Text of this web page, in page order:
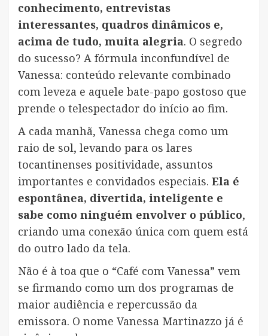
conhecimento, entrevistas
interessantes, quadros dinâmicos e,
acima de tudo, muita alegria. O segredo
do sucesso? A fórmula inconfundível de
Vanessa: conteúdo relevante combinado
com leveza e aquele bate-papo gostoso que
prende o telespectador do início ao fim.
A cada manhã, Vanessa chega como um
raio de sol, levando para os lares
tocantinenses positividade, assuntos
importantes e convidados especiais. Ela é
espontânea, divertida, inteligente e
sabe como ninguém envolver o público,
criando uma conexão única com quem está
do outro lado da tela.
Não é à toa que o “Café com Vanessa” vem
se firmando como um dos programas de
maior audiência e repercussão da
emissora. O nome Vanessa Martinazzo já é